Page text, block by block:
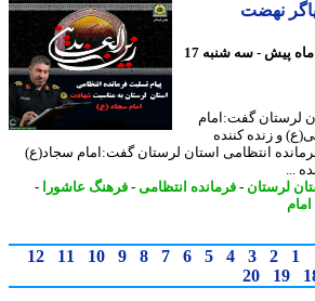
نهضت
13 ماه پیش - سه شنبه 17
گفت:امام
زنده کننده
انتظامی استان لرستان گفت:امام سجاد(ع)
-فرمانده انتظامی-فرهنگ عاشورا-
2
3
4
5
6
7
8
9
10
11
12
19
20